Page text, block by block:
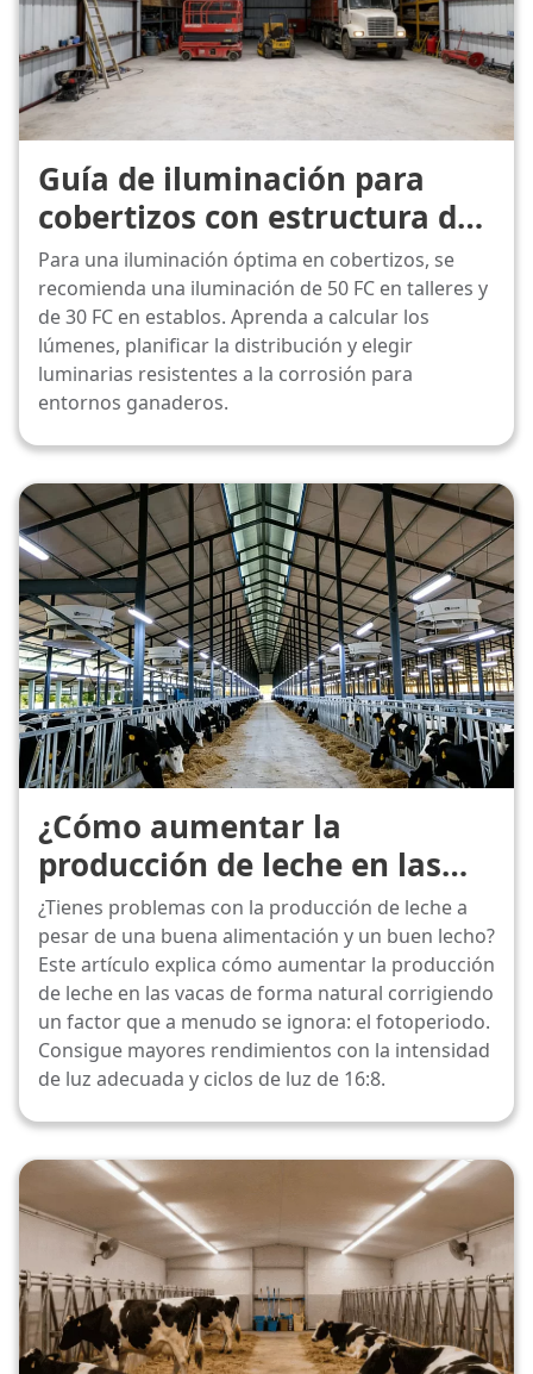
Guía de iluminación para
cobertizos con estructura de
postes: diseños, lúmenes y
soluciones.
Para una iluminación óptima en cobertizos, se
recomienda una iluminación de 50 FC en talleres y
de 30 FC en establos. Aprenda a calcular los
lúmenes, planificar la distribución y elegir
luminarias resistentes a la corrosión para
entornos ganaderos.
¿Cómo aumentar la
producción de leche en las
vacas de forma natural?
¿Tienes problemas con la producción de leche a
pesar de una buena alimentación y un buen lecho?
Este artículo explica cómo aumentar la producción
de leche en las vacas de forma natural corrigiendo
un factor que a menudo se ignora: el fotoperiodo.
Consigue mayores rendimientos con la intensidad
de luz adecuada y ciclos de luz de 16:8.